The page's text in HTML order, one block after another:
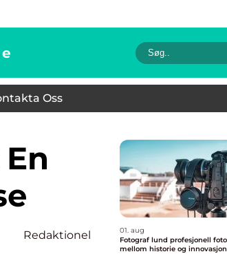
Oss
Redaktionel
01. aug
Fotograf lund profesjonell foto i byen
mellom historie og innovasjon